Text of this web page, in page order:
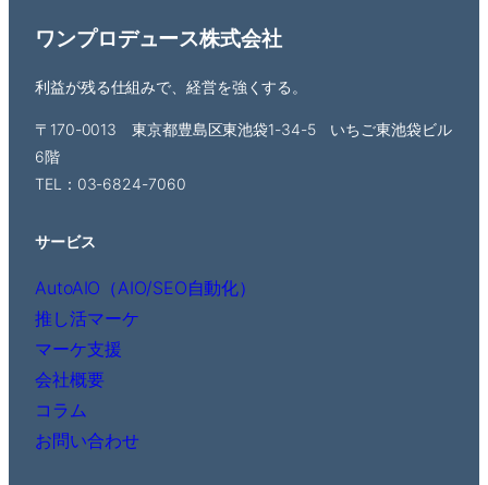
ワンプロデュース株式会社
利益が残る仕組みで、経営を強くする。
〒170-0013 東京都豊島区東池袋1-34-5 いちご東池袋ビル
6階
TEL：03-6824-7060
サービス
AutoAIO（AIO/SEO自動化）
推し活マーケ
マーケ支援
会社概要
コラム
お問い合わせ